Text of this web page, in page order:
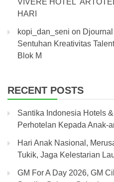
VIVERE HOTEL
HARI
kopi_dan_seni on
Sentuhan Kreativitas
Blok M
RECENT POSTS
Santika Indonesia Hotels
Perhotelan Kepada Anak-
Hari Anak Nasional,
Tukik, Jaga Kelestarian
GM For A Day 2026, GM